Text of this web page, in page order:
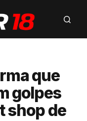
que
golpes
shop de